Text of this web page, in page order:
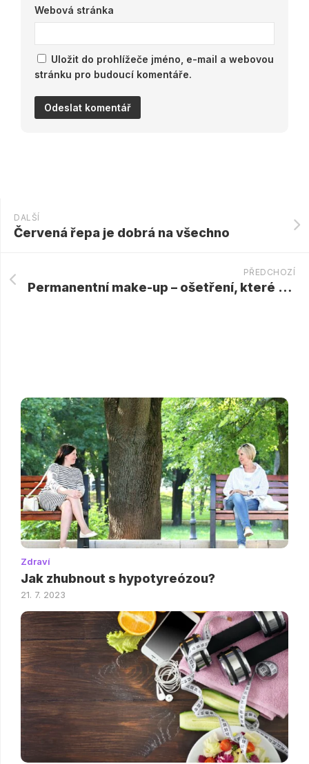
Webová stránka
Uložit do prohlížeče jméno, e-mail a webovou
stránku pro budoucí komentáře.
DALŠÍ
Červená řepa je dobrá na všechno
PŘEDCHOZÍ
Permanentní make-up – ošetření, které stojí za vyzkoušení!
Zdraví
Jak zhubnout s hypotyreózou?
21. 7. 2023